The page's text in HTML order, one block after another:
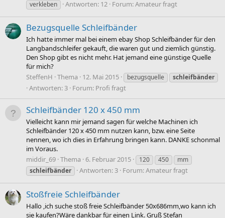
verkleben
Antworten: 12 Forum:Amateur fragt
Bezugsquelle Schleifbänder
Ich hatte immer mal bei einem ebay Shop Schleifbänder für den
Langbandschleifer gekauft, die waren gut und ziemlich günstig.
Den Shop gibt es nicht mehr. Hat jemand eine günstige Quelle
für mich?
SteffenH Thema 12. Mai 2015 bezugsquelle schleifbänder
Antworten: 3 Forum: Profi fragt
Schleifbänder 120 x 450 mm
Vielleicht kann mir jemand sagen für welche Machinen ich
Schleifbänder 120 x 450 mm nutzen kann, bzw. eine Seite
nennen, wo ich dies in Erfahrung bringen kann. DANKE schonmal
im Voraus.
middir_69 Thema 6. Februar 2015 120 450
mm
schleifbänder
Antworten: 3 Forum:Amateur fragt
Stoßfreie Schleifbänder
Hallo ,ich suche stoß freie Schleifbänder 50x686mm,wo kann ich
sie kaufen?Wäre dankbar für einen Link. Gruß Stefan